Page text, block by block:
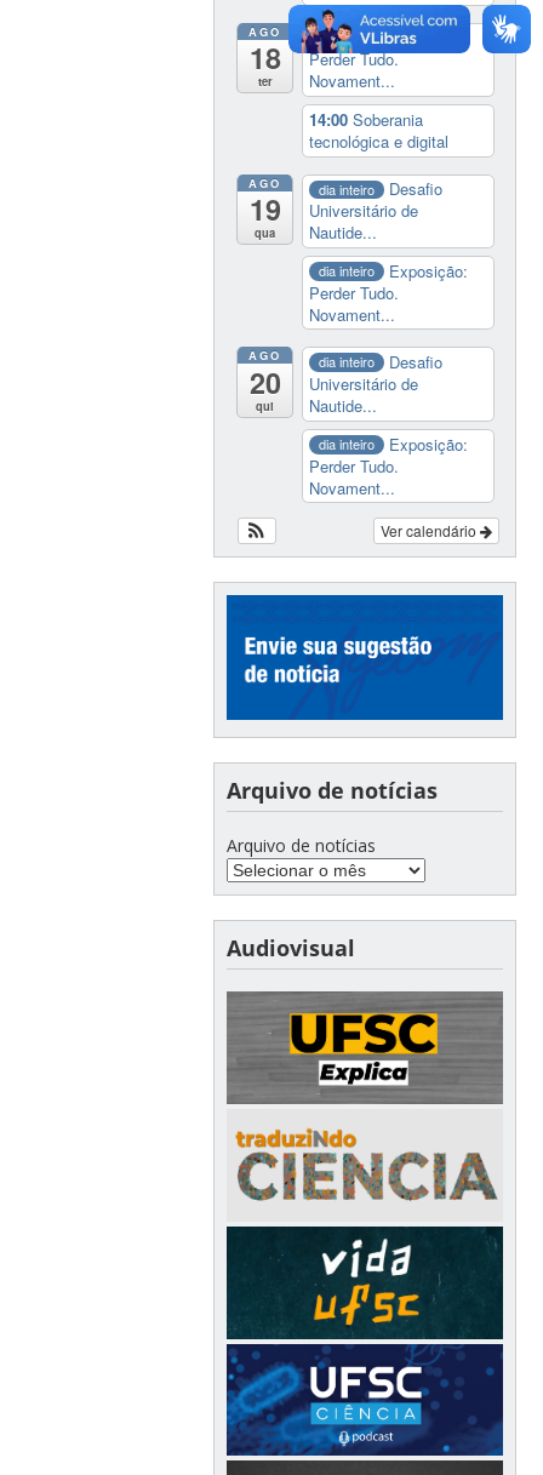
AGO
18
ter
dia inteiro
Exposição:
Perder Tudo.
Novament...
14:00Soberania
tecnológica e digital
AGO
19
qua
dia inteiro
Desafio
Universitário de
Nautide...
dia inteiro
Exposição:
Perder Tudo.
Novament...
AGO
20
qui
dia inteiro
Desafio
Universitário de
Nautide...
dia inteiro
Exposição:
Perder Tudo.
Novament...
Ver calendário
Arquivo de notícias
Arquivo de notícias
Audiovisual